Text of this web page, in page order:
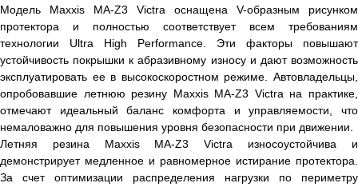
Модель Maxxis MA-Z3 Victra оснащена V-образным рисунком
протектора и полностью соответствует всем требованиям
технологии Ultra High Performance. Эти факторы повышают
устойчивость покрышки к абразивному износу и дают возможность
эксплуатировать ее в высокоскоростном режиме. Автовладельцы,
опробовавшие летнюю резину Maxxis MA-Z3 Victra на практике,
отмечают идеальный баланс комфорта и управляемости, что
немаловажно для повышения уровня безопасности при движении.
Летняя резина Maxxis MA-Z3 Victra износоустойчива и
демонстрирует медленное и равномерное истирание протектора.
За счет оптимизации распределения нагрузки по периметру